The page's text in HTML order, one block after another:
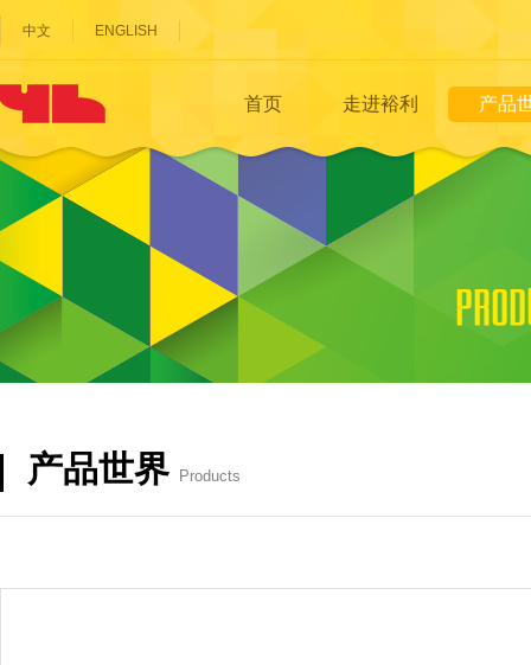
中文 ENGLISH
首页 走进裕利 产品
产品世界 Products